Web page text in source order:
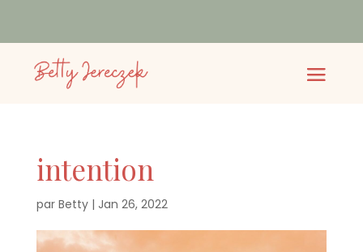
intention
par Betty| Jan 26, 2022